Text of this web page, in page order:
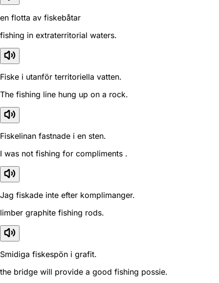
en flotta av fiskebåtar
fishing in extraterritorial waters.
Fiske i utanför territoriella vatten.
The fishing line hung up on a rock.
Fiskelinan fastnade i en sten.
I was not fishing for compliments .
Jag fiskade inte efter komplimanger.
limber graphite fishing rods.
Smidiga fiskespön i grafit.
the bridge will provide a good fishing possie.